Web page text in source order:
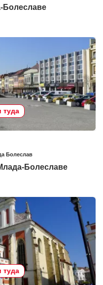
Болеславе
туда
Болеслав
Болеславе
туда